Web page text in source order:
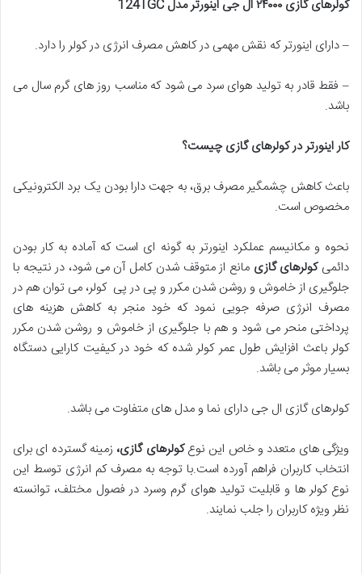
کولرهای گازی ۲۴۰۰۰ ال جی اینورتر مدل
124TGC
– دارای اینورتر که نقش مهمی در کاهش مصرف انرژی در کولر را دارد.
– فقط قادر به تولید هوای سرد می شود که مناسب روز های گرم سال می
باشد.
کار اینورتر در کولرهای گازی چیست؟
باعث کاهش چشمگیر مصرف برق، به جهت دارا بودن یک برد الکترونیکی
مخصوص است.
نحوه و مکانیسم عملکرد اینورتر به گونه ای است که آماده به کار بودن
دائمیکولرهای گازیمانع از متوقف شدن کامل آن می شود، در نتیجه با
جلوگیری از خاموش و روشن شدن مکرر و پی در پی کولر، می توان هم در
مصرف انرژی صرفه جویی نمود که خود منجر به کاهش هزینه های
پرداختی منحر می شود و هم با جلوگیری از خاموش و روشن شدن مکرر
کولر باعث افزایش طول عمر کولر شده که خود در کیفیت کارایی دستگاه
بسیار موثر می باشد.
کولرهای گازی ال جی دارای نما و مدل های متفاوت می باشد.
ویژگی های متعدد و خاص این نوعکولرهای گازی، زمینه گسترده ای برای
انتخاب کاربران فراهم آورده است.با توجه به مصرف کم انرژی توسط این
نوع کولر ها و قابلیت تولید هوای گرم وسرد در فصول مختلف، توانسته
نظر ویژه کاربران را جلب نمایند.